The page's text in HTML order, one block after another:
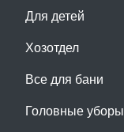
Для детей
Хозотдел
Все для бани
Головные уборы